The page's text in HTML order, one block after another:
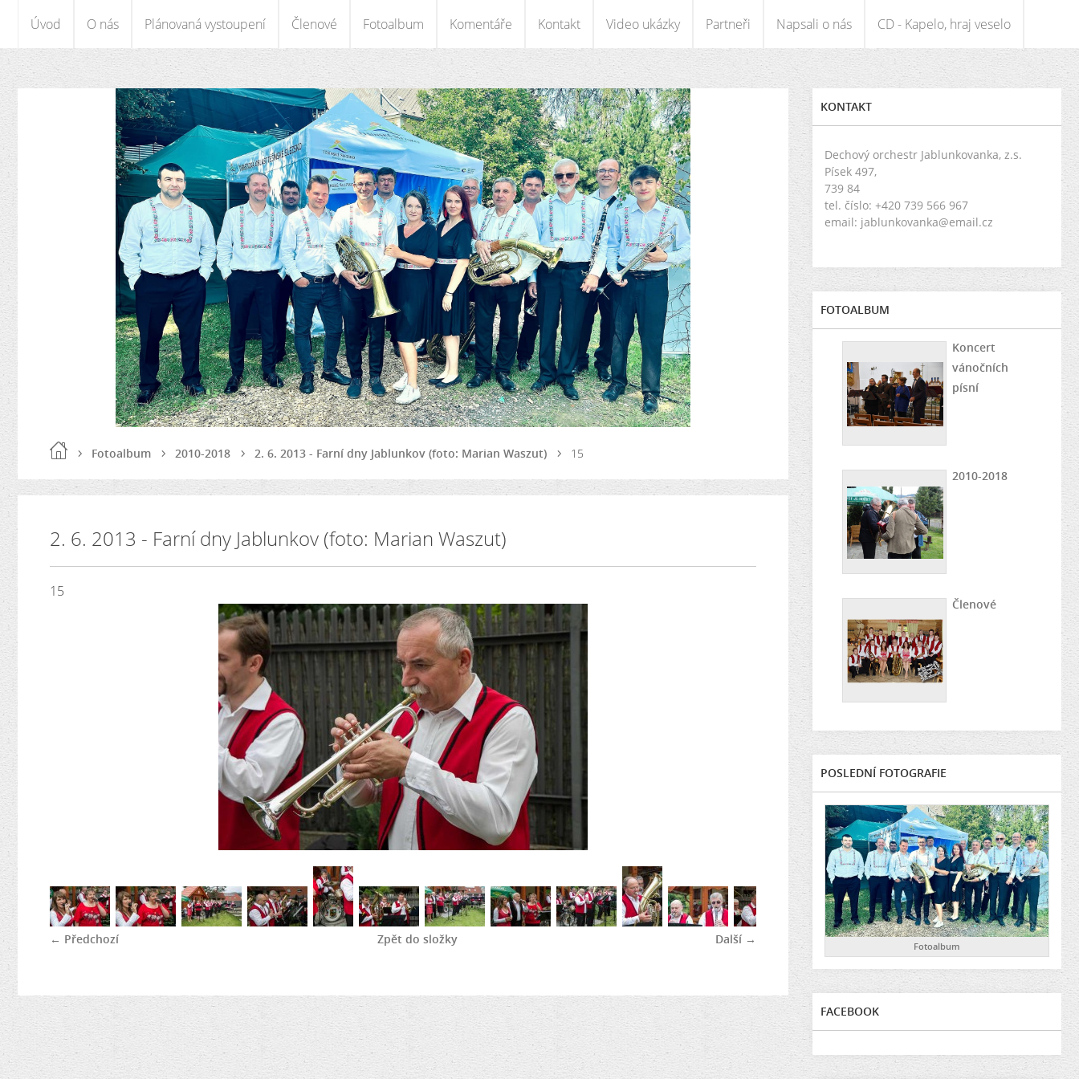
Úvod O nás Plánovaná vystoupení Členové Fotoalbum Komentáře Kontakt Video ukázky Partneři Napsali o nás CD - Kapelo, hraj veselo
Fotoalbum 2010-2018 2. 6. 2013 - Farní dny Jablunkov (foto: Marian Waszut) 15
2. 6. 2013 - Farní dny Jablunkov (foto: Marian Waszut)
15
← Předchozí Další →
Zpět do složky
KONTAKT
Dechový orchestr Jablunkovanka, z.s.
Písek 497,
739 84
tel. číslo: +420 739 566 967
email: jablunkovanka@email.cz
FOTOALBUM
Koncert
vánočních
písní
2010-2018
Členové
POSLEDNÍ FOTOGRAFIE
Fotoalbum
FACEBOOK